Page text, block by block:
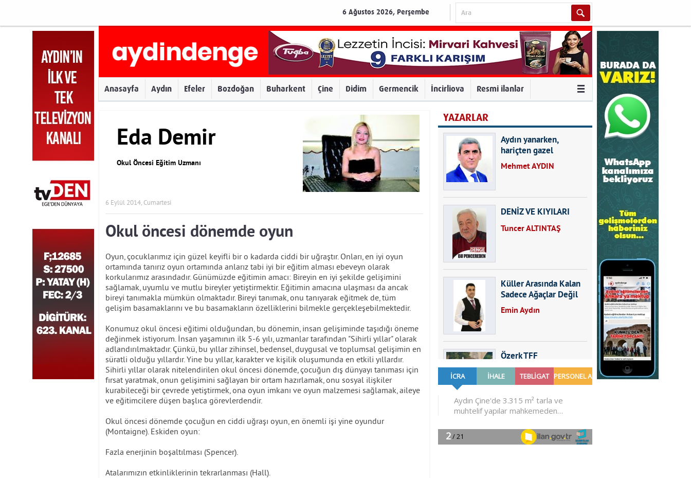
6 Ağustos 2026, Perşembe
Anasayfa Aydın Efeler Bozdoğan Buharkent Çine Didim Germencik İncirliova Resmi ilanlar
Eda Demir
Okul Öncesi Eğitim Uzmanı
6 Eylül 2014, Cumartesi
Okul öncesi dönemde oyun
Oyun, çocuklarımız için güzel keyifli bir o kadarda ciddi bir uğraştır. Onları, en iyi oyun
ortamında tanırız oyun ortamında anlarız tabi iyi bir eğitim alması ebeveyn olarak
korkularımız arasındadır. Günümüzde eğitimin amacı: Bireyin en iyi şekilde gelişimini
sağlamak, uyumlu ve mutlu bireyler yetiştirmektir. Eğitimin amacına ulaşması da ancak
bireyi tanımakla mümkün olmaktadır. Bireyi tanımak, onu tanıyarak eğitmek de, tüm
gelişim basamaklarını ve bu basamakların özelliklerini bilmekle gerçekleşebilmektedir.
Konumuz okul öncesi eğitimi olduğundan, bu dönemin, insan gelişiminde taşıdığı öneme
değinmek istiyorum. İnsan yaşamının ilk 5-6 yılı, uzmanlar tarafından "Sihirli yıllar" olarak
adlandırılmaktadır. Çünkü, bu yıllar zihinsel, bedensel, duygusal ve toplumsal gelişimin en
süratli olduğu yıllardır. Yine bu yıllar, karakter ve kişilik oluşumunda en etkili yıllardır.
Sihirli yıllar olarak nitelendirilen okul öncesi dönemde, çocuğun dış dünyayı tanıması için
fırsat yaratmak, onun gelişimini sağlayan bir ortam hazırlamak, onu sosyal ilişkiler
kurabileceği bir çevrede yetiştirmek, ona oyun imkanı ve oyun malzemesi sağlamak, aileye
ve eğitimcilere düşen başlıca görevlerdendir.
Okul öncesi dönemde çocuğun en ciddi uğraşı oyun, en önemli işi yine oyundur
(Montaigne). Eskiden oyun:
Fazla enerjinin boşaltılması (Spencer).
Atalarımızın etkinliklerinin tekrarlanması (Hall).
YAZARLAR
Aydın yanarken,
hariçten gazel
okuyarak kalpleri de
Mehmet AYDIN
DENİZ VE KIYILARI
Tuncer ALTINTAŞ
Küller Arasında Kalan
Sadece Ağaçlar Değil
Emin Aydın
Özerk TFF
Furkan SARICA
GÜNDEMDE NELER
OLMALI?